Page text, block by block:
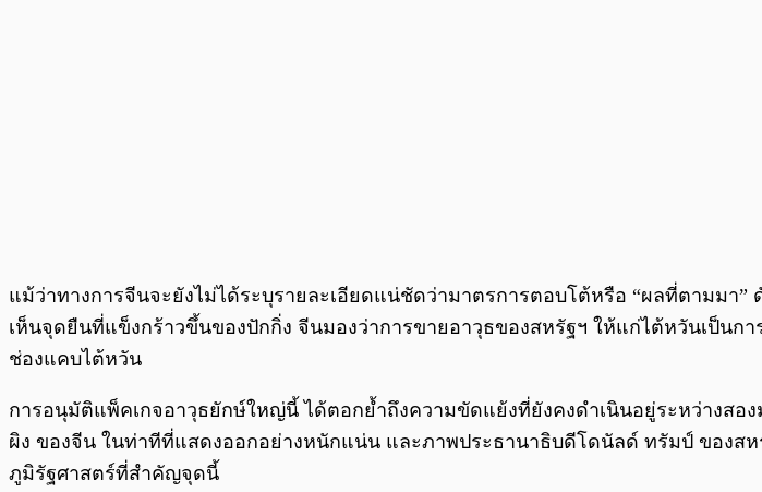
แม้ว่าทางการจีนจะยังไม่ได้ระบุรายละเอียดแน่ชัดว่ามาตรการตอบโต้หรือ “ผลที่ตามม
เห็นจุดยืนที่แข็งกร้าวขึ้นของปักกิ่ง จีนมองว่าการขายอาวุธของสหรัฐฯ ให้แก่ไต้หวันเป็นก
ช่องแคบไต้หวัน
การอนุมัติแพ็คเกจอาวุธยักษ์ใหญ่นี้ ได้ตอกย้ำถึงความขัดแย้งที่ยังคงดำเนินอยู่ระหว่างส
ผิง ของจีน ในท่าทีที่แสดงออกอย่างหนักแน่น และภาพประธานาธิบดีโดนัลด์ ทรัมป์ ของส
ภูมิรัฐศาสตร์ที่สำคัญจุดนี้